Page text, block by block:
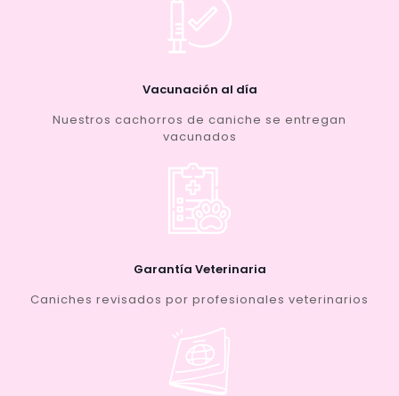
Vacunación al día
Nuestros cachorros de caniche se entregan
vacunados
Garantía Veterinaria
Caniches revisados por profesionales veterinarios